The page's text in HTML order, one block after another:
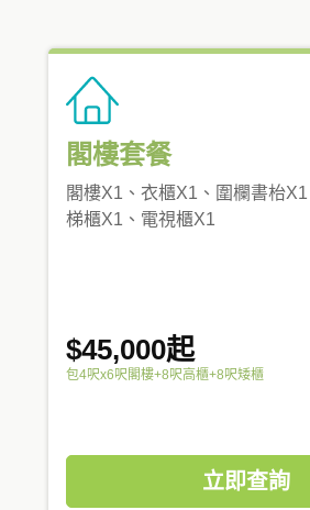
閣樓套餐
閣樓X1、衣櫃X1、圍欄書枱
梯櫃X1、電視櫃X1
$45,000起
包4呎x6呎閣樓+8呎高櫃+8呎矮櫃
立即查詢